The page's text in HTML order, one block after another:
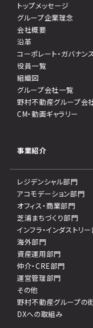
コンプライアンス
反社会勢力への対応
トップメッセージ
グループ企業理念
会社概要
沿革
コーポレート・ガバナン
役員一覧
組織図
グループ会社一覧
野村不動産グループ会
CM・動画ギャラリー
事業紹介
レジデンシャル部門
アコモデーション部門
オフィス・商業部門
芝浦まちづくり部門
インフラ・インダストリ
海外部門
資産運用部門
仲介・CRE部門
運営管理部門
その他
野村不動産グループの
DXへの取組み